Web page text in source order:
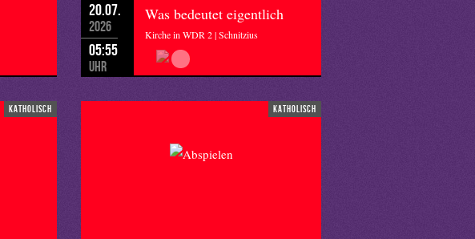
20.07.
2026
05:55
Uhr
Was bedeutet eigentlich
Kirche in WDR 2 | Schnitzius
katholisch katholisch